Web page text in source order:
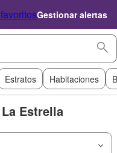
Gestionar alertas
Estratos Habitaciones
Estrella